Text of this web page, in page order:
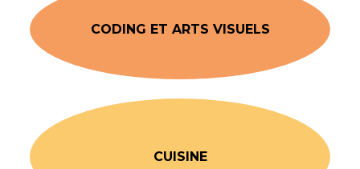
CODING ET ARTS VISUELS
CUISINE